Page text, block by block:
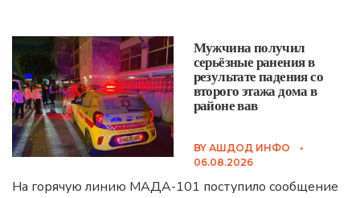
Мужчина получил
серьёзные ранения в
результате падения со
второго этажа дома в
районе вав
BY АШДОД ИНФО
•
06.08.2026
На горячую линию МАДА-101 поступило сообщение